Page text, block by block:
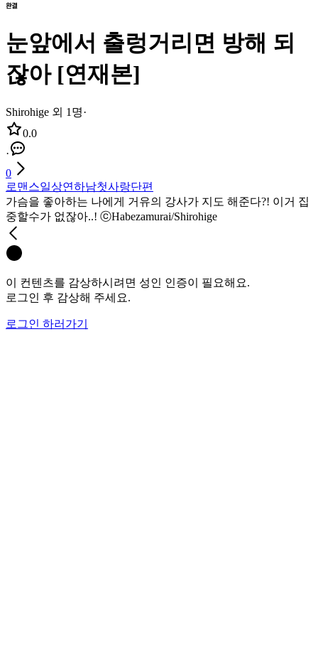
눈앞에서 출렁거리면 방해 되
잖아 [연재본]
Shirohige 외 1명·
0.0
·
0
로맨스일상연하남첫사랑단편
가슴을 좋아하는 나에게 거유의 강사가 지도 해준다?! 이거 집
중할수가 없잖아..! ⓒHabezamurai/Shirohige
이 컨텐츠를 감상하시려면 성인 인증이 필요해요.
로그인 후 감상해 주세요.
로그인 하러가기